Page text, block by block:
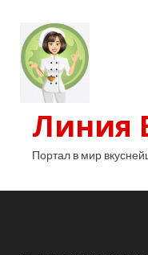
Линия
Портал в мир